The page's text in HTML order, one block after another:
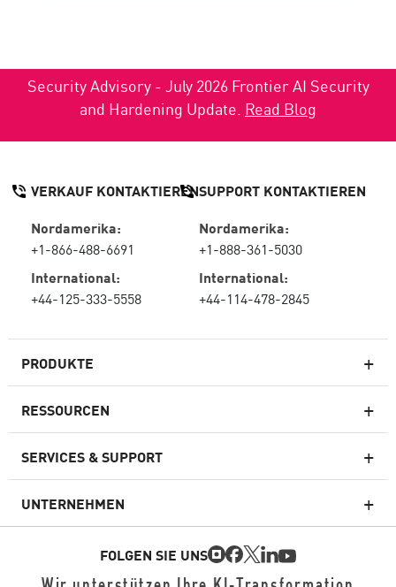
Security Advisory - July 2026 Frontier AI Security
and Hardening Update. Read Blog
PRODUKTE
Next-Generation-Firewalls
Unternehmens-Firewall
Cloud Network Security
RESSOURCEN
SERVICES & SUPPORT
UNTERNEHMEN
VERKAUF KONTAKTIEREN
Nordamerika:
+1-866-488-6691
International:
+44-125-333-5558
SUPPORT KONTAKTIEREN
Nordamerika:
+1-888-361-5030
International:
+44-114-478-2845
FOLGEN SIE UNS